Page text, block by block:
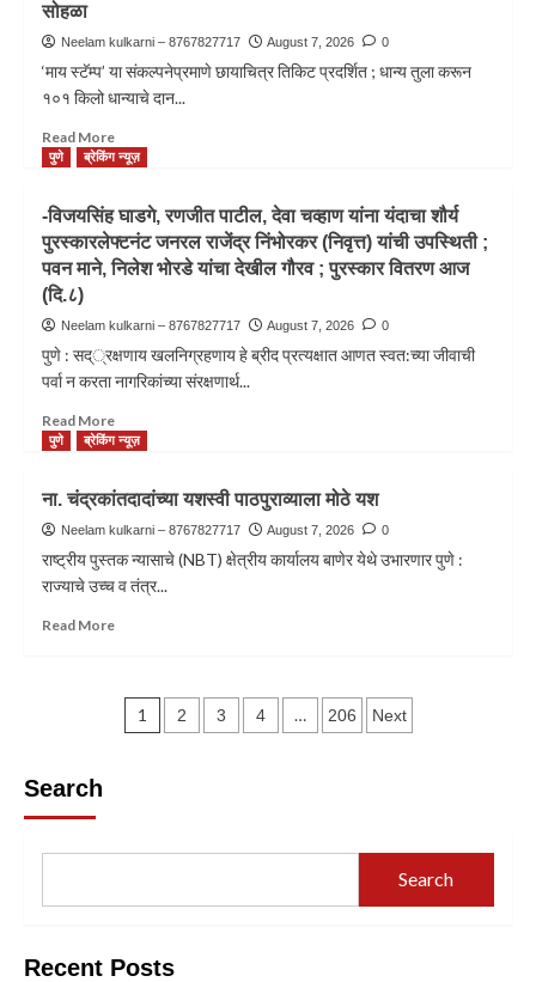
सोहळा
Neelam kulkarni – 8767827717 August 7, 2026 0
‘माय स्टॅम्प’ या संकल्पनेप्रमाणे छायाचित्र तिकिट प्रदर्शित ; धान्य तुला करून
१०१ किलो धान्याचे दान...
Read More
पुणे ब्रेकिंग न्यूज़
-विजयसिंह घाडगे, रणजीत पाटील, देवा चव्हाण यांना यंदाचा शौर्य
पुरस्कारलेफ्टनंट जनरल राजेंद्र निंभोरकर (निवृत्त) यांची उपस्थिती ;
पवन माने, निलेश भोरडे यांचा देखील गौरव ; पुरस्कार वितरण आज
(दि.८)
Neelam kulkarni – 8767827717 August 7, 2026 0
पुणे : सद््रक्षणाय खलनिग्रहणाय हे ब्रीद प्रत्यक्षात आणत स्वत:च्या जीवाची
पर्वा न करता नागरिकांच्या संरक्षणार्थ...
Read More
पुणे ब्रेकिंग न्यूज़
ना. चंद्रकांतदादांच्या यशस्वी पाठपुराव्याला मोठे यश
Neelam kulkarni – 8767827717 August 7, 2026 0
राष्ट्रीय पुस्तक न्यासाचे (NBT) क्षेत्रीय कार्यालय बाणेर येथे उभारणार पुणे :
राज्याचे उच्च व तंत्र...
Read More
1 2 3 4 … 206 Next
Search
Search
Recent Posts